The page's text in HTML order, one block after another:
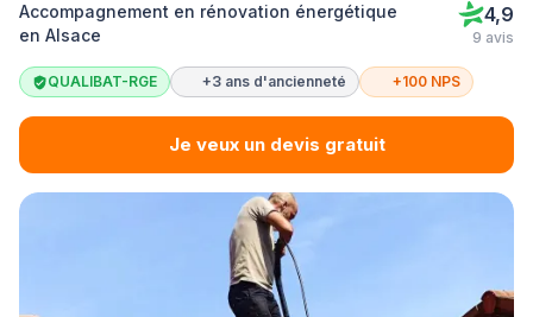
Accompagnement en rénovation énergétique
en Alsace
4,9
9 avis
QUALIBAT-RGE +3 ans d'ancienneté +100 NPS
Je veux un devis gratuit